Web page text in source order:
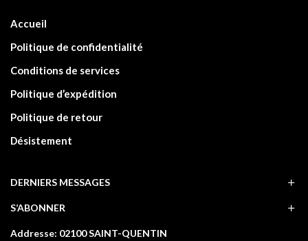
Accueil
Politique de confidentialité
Conditions de services
Politique d’expédition
Politique de retour
Désistement
DERNIERS MESSAGES
S’ABONNER
Addresse: 02100 SAINT-QUENTIN